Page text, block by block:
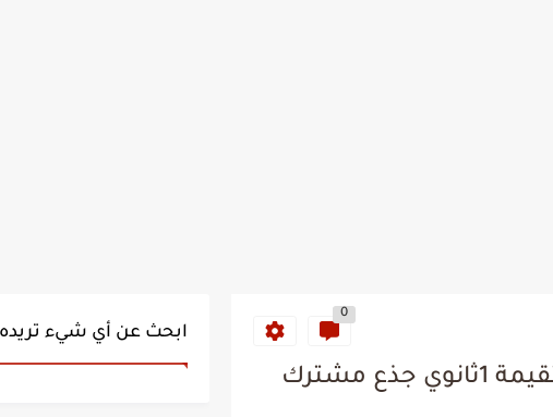
0
ملخص الوحدة الاولى القوة و الحركات المستقيمة 1ثانوي جذع مشترك
ابحث عن أي شيء